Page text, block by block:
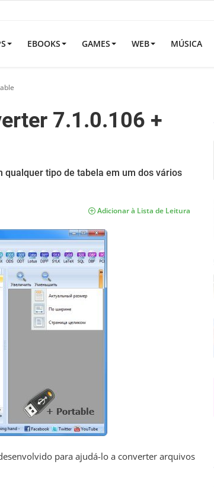
EBOOKS GAMES WEB MÚSICA
7.1.0.106 +
tipo de tabela em um dos vários
Adicionar à Lista de Leitura
para ajudá-lo a converter arquivos